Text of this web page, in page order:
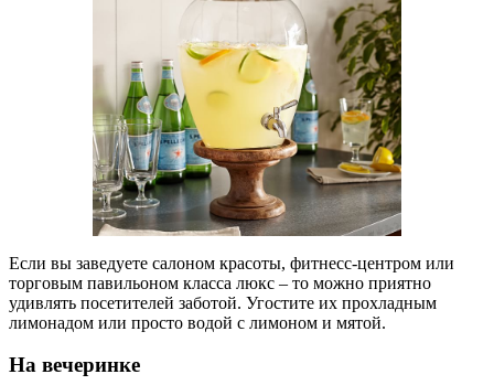
Если вы заведуете салоном красоты, фитнесс-центром или
торговым павильоном класса люкс – то можно приятно
удивлять посетителей заботой. Угостите их прохладным
лимонадом или просто водой с лимоном и мятой.
На вечеринке